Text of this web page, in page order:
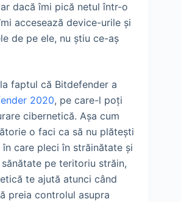
dacă îmi pică netul într-o
accesează device-urile și
de pe ele, nu știu ce-aș
faptul că Bitdefender a
2020, pe care-l poți
cibernetică. Așa cum
o faci ca să nu plătești
care pleci în străinătate și
pe teritoriu străin,
te ajută atunci când
preia controlul asupra